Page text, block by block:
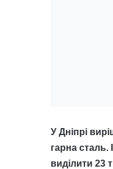
У Дніпрі
гарна сталь.
виділити 23